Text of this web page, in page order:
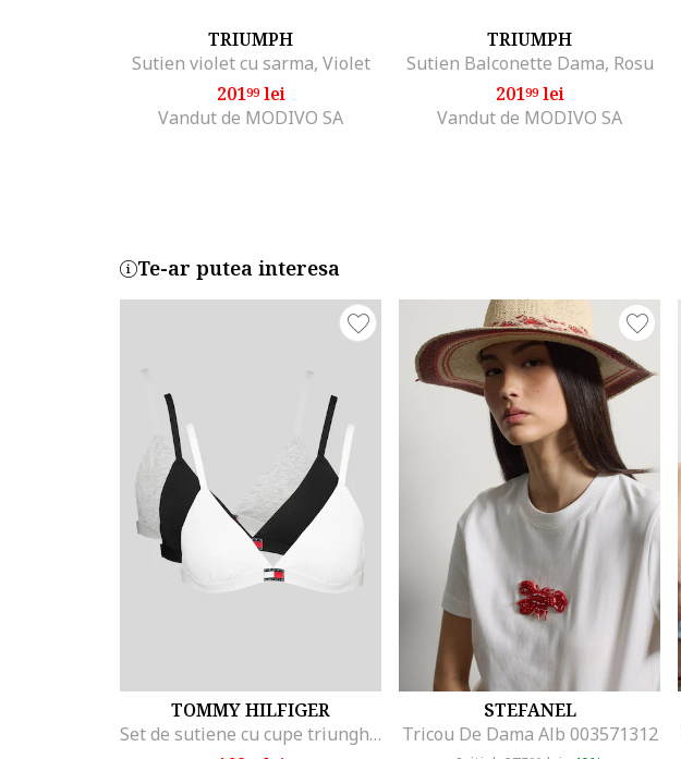
TRIUMPH
Sutien violet cu sarma, Violet
20199lei
Vandut de MODIVO SA
TRIUMPH
Sutien Balconette Dama, Rosu
20199lei
Vandut de MODIVO SA
Te-ar putea interesa
TOMMY HILFIGER
Set de sutiene cu cupe triunghiulare si detaliu logo - 3 perechi, Alb/Negru/Gri melange
STEFANEL
Tricou De Dama Alb 003571312